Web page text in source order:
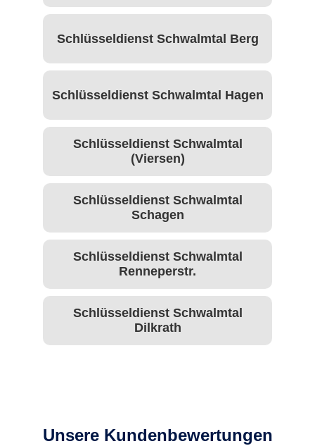
Schlüsseldienst Schwalmtal Berg
Schlüsseldienst Schwalmtal Hagen
Schlüsseldienst Schwalmtal
(Viersen)
Schlüsseldienst Schwalmtal
Schagen
Schlüsseldienst Schwalmtal
Renneperstr.
Schlüsseldienst Schwalmtal
Dilkrath
Unsere Kundenbewertungen